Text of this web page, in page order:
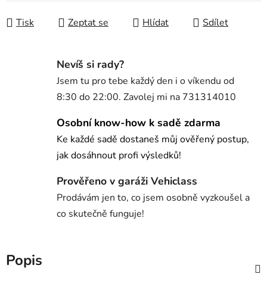
Tisk
Zeptat se Hlídat Sdílet
Nevíš si rady?
Jsem tu pro tebe každý den i o víkendu od
8:30 do 22:00. Zavolej mi na 731314010
Osobní know-how k sadě zdarma
Ke každé sadě dostaneš můj ověřený postup,
jak dosáhnout profi výsledků!
Prověřeno v garáži Vehiclass
Prodávám jen to, co jsem osobně vyzkoušel a
co skutečně funguje!
Popis